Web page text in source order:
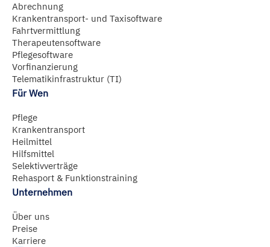
Abrechnung
Krankentransport- und Taxisoftware
Fahrtvermittlung
Therapeutensoftware
Pflegesoftware
Vorfinanzierung
Telematikinfrastruktur (TI)
Für Wen
Pflege
Krankentransport
Heilmittel
Hilfsmittel
Selektivverträge
Rehasport & Funktionstraining
Unternehmen
Über uns
Preise
Karriere